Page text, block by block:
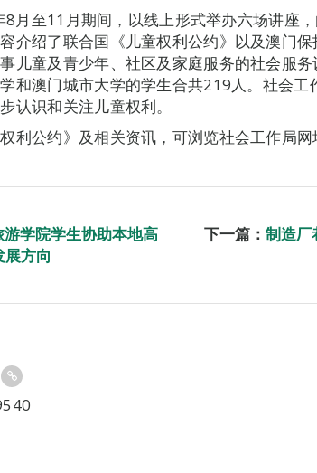
月至11月期间，以线上形式举办六场讲座
介绍了联合国《儿童权利公约》以及澳门
儿童及青少年、社区及家庭服务的社会服
和澳门城市大学的学生合共219人。社会工
认识和关注儿童权利。
利公约》及相关资讯，可浏览社会工作局网
游学院学生协助本地高
方向
下一篇： 制造厂